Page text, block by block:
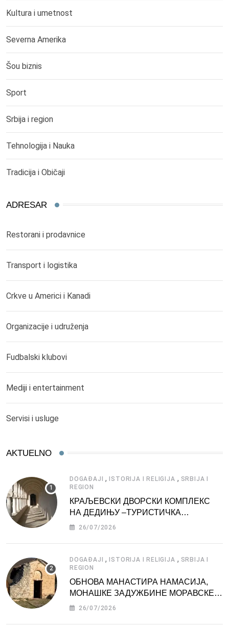
Kultura i umetnost
Severna Amerika
Šou biznis
Sport
Srbija i region
Tehnologija i Nauka
Tradicija i Običaji
ADRESAR
Restorani i prodavnice
Transport i logistika
Crkve u Americi i Kanadi
Organizacije i udruženja
Fudbalski klubovi
Mediji i entertainment
Servisi i usluge
AKTUELNO
DOGAĐAJI , ISTORIJA I RELIGIJA , SRBIJA I
REGION
КРАЉЕВСКИ ДВОРСКИ КОМПЛЕКС
НА ДЕДИЊУ –ТУРИСТИЧКА
АТРАКЦИЈА
26/07/2026
DOGAĐAJI , ISTORIJA I RELIGIJA , SRBIJA I
REGION
ОБНОВА МАНАСТИРА НАМАСИЈА,
МОНАШКЕ ЗАДУЖБИНЕ МОРАВСКЕ
СРБИЈЕ
26/07/2026